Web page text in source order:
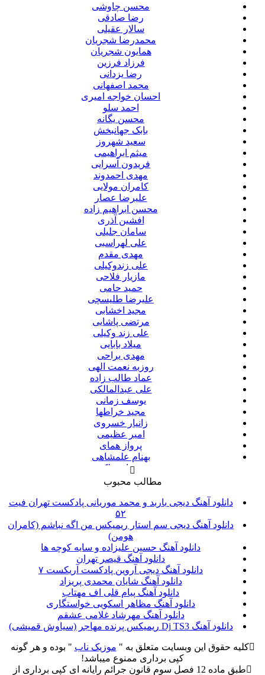
محسن چاوشی
رضا صادقی
سالار عقیلی
محمدرضا شجریان
همایون شجریان
فرزاد فرزین
رضا یزدانی
محمد اصفهانی
احسان خواجه امیری
احمد سلو
محسن یگانه
بابک جهانبخش
سعید شهروز
میثم ابراهیمی
فریدون آسرایی
مهدی احمدوند
کامران مولایی
علیرضا عصار
محسن ابراهیم زاده
افشین آذری
سامان جلیلی
علی لهراسبی
مهدی مقدم
علی زندوکیلی
مازیار فلاحی
حمید حامی
علیرضا طلیسچی
مجید اخشابی
مرتضی پاشایی
علی زند وکیلی
میلاد بابایی
مهدی یراحی
روزبه نعمت الهی
عماد طالب زاده
علی عبدالمالکی
یوسف زمانی
مجید خراطها
زانیار خسروی
امیر عظیمی
پرواز همای
بهنام علمشاهی
سینا سرلک
علی شیرازی
قاسم افشار
شهاب مظفری
علیرضا قربانی
پیوند
مانی رهنما
محسن یاحقی
امین حبیبی
حبیب
حجت اشرف زاده
پازل بند
احمد سعیدی
حمید عسکری
مسعود صادقلو
دی جی علی گیتور
رضا رحمتی
ماهان بهرام خان
مطالب محبوب
دانلود آهنگ دیجی باربد و محمد موریانی پادکست تهران فیت
۵۲
دانلود آهنگ دیجی سم استار ریمیکس من اگه نباشم (کامران
هومن)
دانلود آهنگ حسین علیزاده و سایه کوچه ها
دانلود آهنگ قیصر تهران
دانلود آهنگ دیجی آروین پادکست آریکست ۷
دانلود آهنگ شایان محمدی پریزاد
دانلود آهنگ پیام قلی اف مهتاب
دانلود آهنگ مظاهر اسکویی خواستگاری
دانلود آهنگ مهرشاد غلامی عشقم
دانلود آهنگ Dj TS3 ریمیکس پرنده مهاجر (سیاوش قمیشی)
کلیه حقوق این وبسایت متعلق به " موزیک ناب " بوده و هر گونه
کپی برداری ممنوع میباشد!
طبق ماده 12 فصل سوم قانون جرائم رایانه ای کپی برداری از